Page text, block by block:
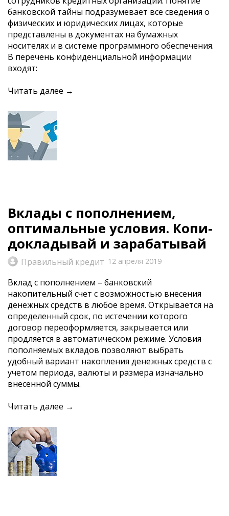
банковской тайны подразумевает все сведения о
физических и юридических лицах, которые
представлены в документах на бумажных
носителях и в системе программного обеспечения.
В перечень конфиденциальной информации
входят:
Читать далее →
Вклады с пополнением,
оптимальные условия. Копи-
докладывай и зарабатывай
Правильный кредит 12 апреля 2019
Вклад с пополнением – банковский
накопительный счет с возможностью внесения
денежных средств в любое время. Открывается на
определенный срок, по истечении которого
договор переоформляется, закрывается или
продляется в автоматическом режиме. Условия
пополняемых вкладов позволяют выбрать
удобный вариант накопления денежных средств с
учетом периода, валюты и размера изначально
внесенной суммы.
Читать далее →